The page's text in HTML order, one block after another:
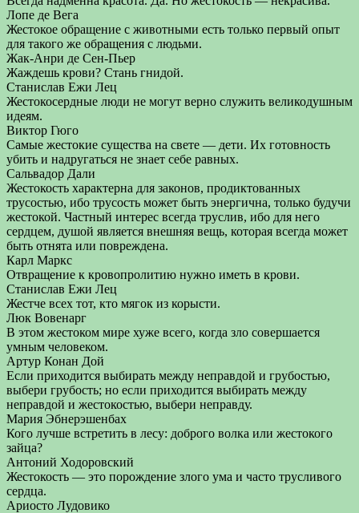
Лопе де Вега
Жестокое обращение с животными есть только первый опыт
для такого же обращения с людьми.
Жак-Анри де Сен-Пьер
Жаждешь крови? Стань гнидой.
Станислав Ежи Лец
Жестокосердные люди не могут верно служить великодушным
идеям.
Виктор Гюго
Самые жестокие существа на свете — дети. Их готовность
убить и надругаться не знает себе равных.
Сальвадор Дали
Жестокость характерна для законов, продиктованных
трусостью, ибо трусость может быть энергична, только будучи
жестокой. Частный интерес всегда труслив, ибо для него
сердцем, душой является внешняя вещь, которая всегда может
быть отнята или повреждена.
Карл Маркс
Отвращение к кровопролитию нужно иметь в крови.
Станислав Ежи Лец
Жестче всех тот, кто мягок из корысти.
Люк Вовенарг
В этом жестоком мире хуже всего, когда зло совершается
умным человеком.
Артур Конан Дой
Если приходится выбирать между неправдой и грубостью,
выбери грубость; но если приходится выбирать между
неправдой и жестокостью, выбери неправду.
Мария Эбнерэшенбах
Кого лучше встретить в лесу: доброго волка или жестокого
зайца?
Антоний Ходоровский
Жестокость — это порождение злого ума и часто трусливого
сердца.
Ариосто Лудовико